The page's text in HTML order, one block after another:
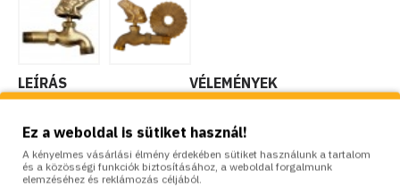
LEÍRÁS VÉLEMÉNYEK
Kerti dísz csaptelep, 1/2 ” külső menettel, 3/4” fúvóka a kerti
tömlőcsatlakozó gyors csatlakoztatásához. Nem csak díszelemként
szolgál, hanem álló kutakhoz vagy fali kutakhoz egyaránt használható.
Ez a weboldal is sütiket használ!
A kényelmes vásárlási élmény érdekében sütiket használunk a tartalom
és a közösségi funkciók biztosításához, a weboldal forgalmunk
elemzéséhez és reklámozás céljából.